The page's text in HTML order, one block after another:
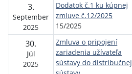
3.
September
2025
Dodatok č.1 ku kúpnej
zmluve č.12/2025
15/2025
30.
Júl
2025
Zmluva o pripojení
zariadenia užívateľa
sústavy do distribučnej